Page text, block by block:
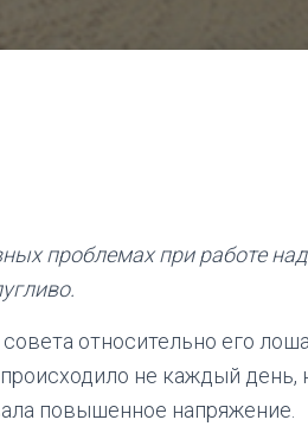
проблемах при работе над
относительно его
не каждый день,
повышенное напряжение.